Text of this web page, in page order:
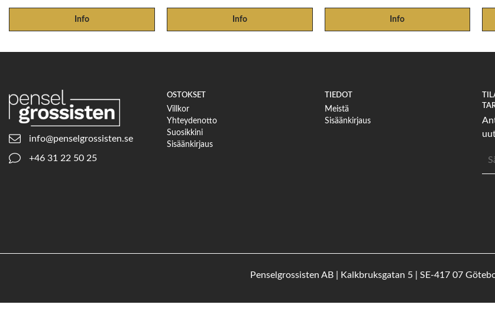
Info Info Info
info@penselgrossisten.se
+46 31 22 50 25
OSTOKSET
Villkor
Yhteydenotto
Suosikkini
Sisäänkirjaus
TIEDOT
Meistä
Sisäänkirjaus
Penselgrossisten AB | Kalkbruksgatan 5 | SE-417 07